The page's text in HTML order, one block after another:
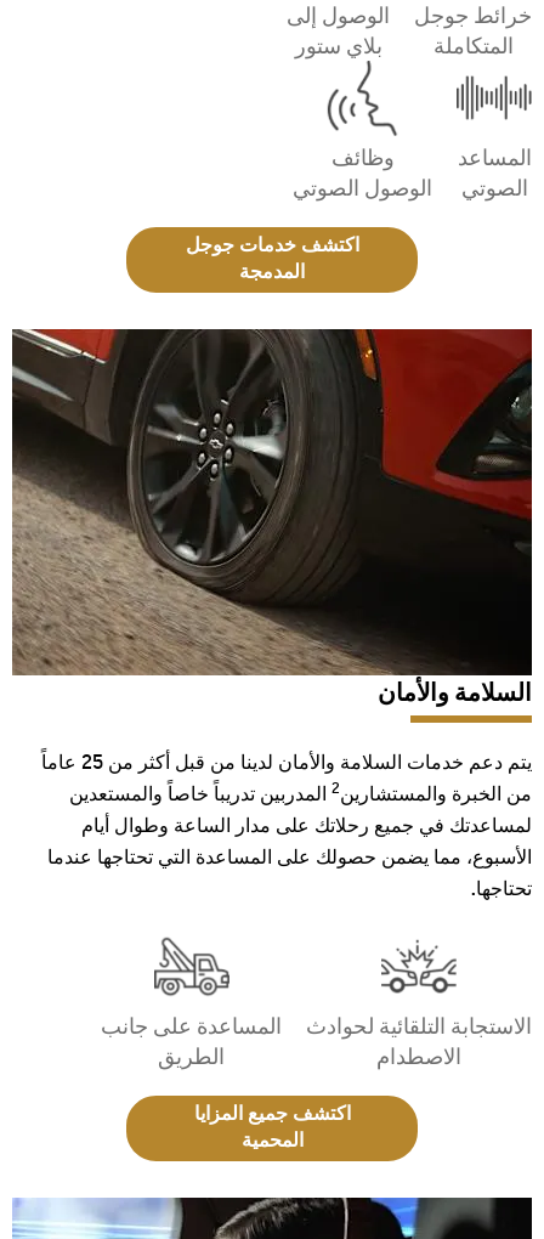
خرائط جوجل
المتكاملة
الوصول إلى
بلاي ستور
المساعد
الصوتي
وظائف
الوصول الصوتي
اكتشف خدمات جوجل
المدمجة
السلامة والأمان‪‎
يتم دعم خدمات السلامة والأمان لدينا من قبل أكثر من 25 عاماً
من الخبرة والمستشارين2 المدربين تدريباً خاصاً والمستعدين
لمساعدتك في جميع رحلاتك على مدار الساعة وطوال أيام
الأسبوع، مما يضمن حصولك على المساعدة التي تحتاجها عندما
تحتاجها.
الاستجابة التلقائية لحوادث
الاصطدام
المساعدة على جانب
الطريق
اكتشف جميع المزايا
المحمية